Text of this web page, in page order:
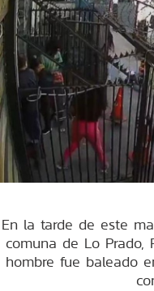
En la tarde de este
comuna de Lo Prado,
hombre fue baleado